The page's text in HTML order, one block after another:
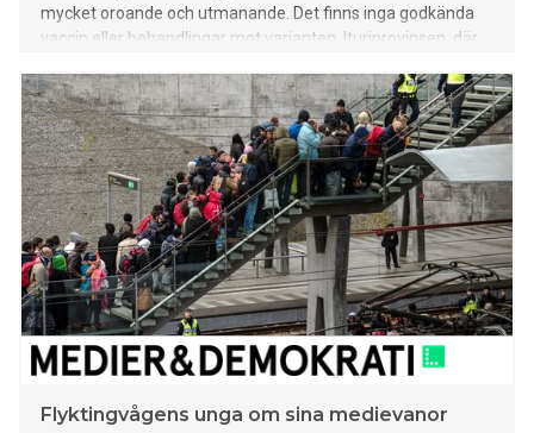
mycket oroande och utmanande. Det finns inga godkända
vaccin eller behandlingar mot varianten. Ituriprovinsen, där
konfliktdrabbad vilket drivit många människor på flykt.
Flyktingvågens unga om sina medievanor